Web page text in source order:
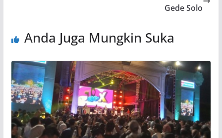
Gede Solo
Anda Juga Mungkin Suka